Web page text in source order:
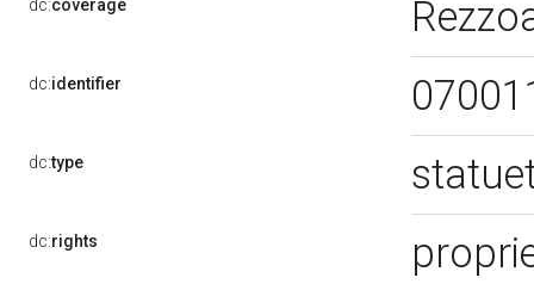
dc:coverage
dc:identifier
dc:type
dc:rights